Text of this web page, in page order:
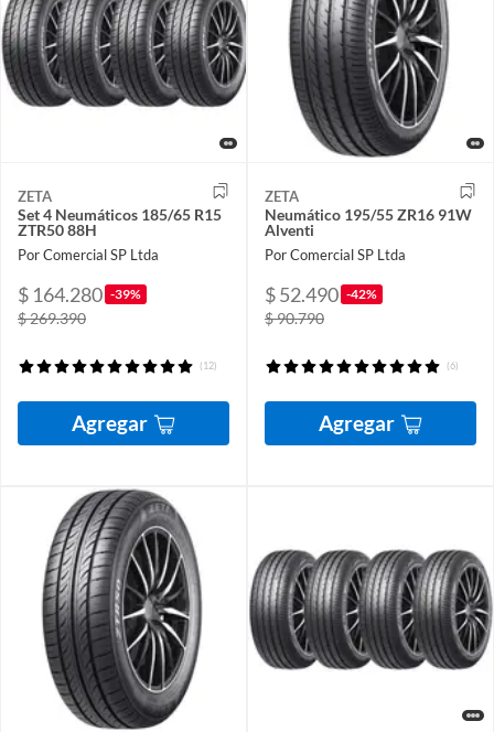
ZETA
Set 4 Neumáticos 185/65 R15
ZTR50 88H
Por Comercial SP Ltda
$ 164.280 -39%
$ 269.390
(12)
Agregar
ZETA
Neumático 195/55 ZR16 91W
Alventi
Por Comercial SP Ltda
$ 52.490 -42%
$ 90.790
(6)
Agregar